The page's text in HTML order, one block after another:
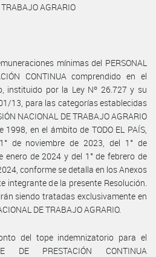
AGRARIO
mínimas del PERSONAL
CONTINUA comprendido en el
instituido por la Ley Nº 26.727 y su
13, para las categorías establecidas
NACIONAL DE TRABAJO AGRARIO
en el ámbito de TODO EL PAÍS,
de noviembre de 2023, del 1° de
enero de 2024 y del 1° de febrero de
conforme se detalla en los Anexos
integrante de la presente Resolución.
siendo tratadas exclusivamente en
DE TRABAJO AGRARIO.
del tope indemnizatorio para el
DE PRESTACIÓN CONTINUA